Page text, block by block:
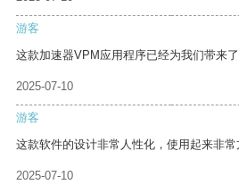
游客
这款加速器VPM应用程序已经为我们带来
2025-07-10
游客
这款软件的设计非常人性化，使用起来非常
2025-07-10